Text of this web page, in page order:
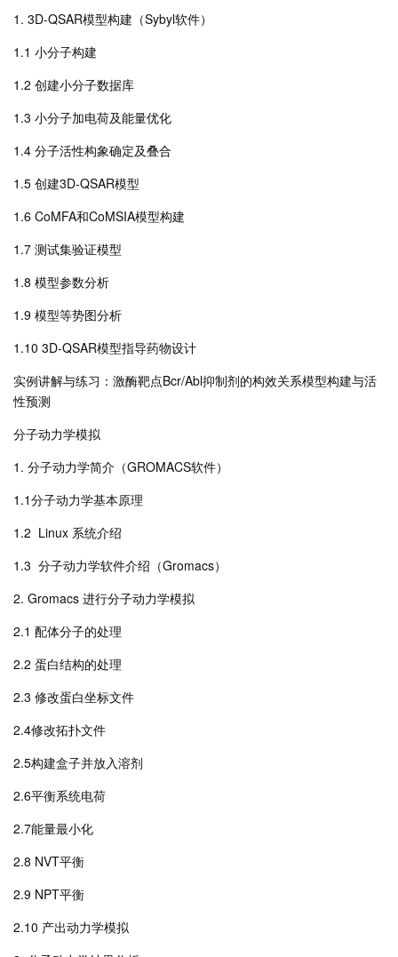
1. 3D-QSAR模型构建（Sybyl软件）
1.1 小分子构建
1.2 创建小分子数据库
1.3 小分子加电荷及能量优化
1.4 分子活性构象确定及叠合
1.5 创建3D-QSAR模型
1.6 CoMFA和CoMSIA模型构建
1.7 测试集验证模型
1.8 模型参数分析
1.9 模型等势图分析
1.10 3D-QSAR模型指导药物设计
实例讲解与练习：激酶靶点Bcr/Abl抑制剂的构效关系模型构建与活
性预测
分子动力学模拟
1. 分子动力学简介（GROMACS软件）
1.1分子动力学基本原理
1.2 Linux 系统介绍
1.3 分子动力学软件介绍（Gromacs）
2. Gromacs 进行分子动力学模拟
2.1 配体分子的处理
2.2 蛋白结构的处理
2.3 修改蛋白坐标文件
2.4修改拓扑文件
2.5构建盒子并放入溶剂
2.6平衡系统电荷
2.7能量最小化
2.8 NVT平衡
2.9 NPT平衡
2.10 产出动力学模拟